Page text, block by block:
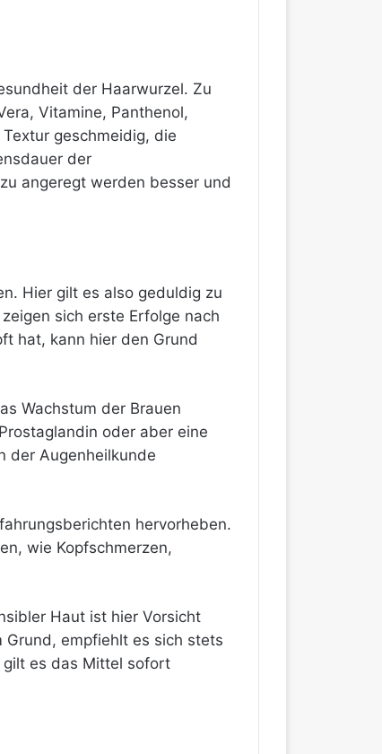
der Haarwurzel. Zu
Vitamine, Panthenol,
geschmeidig, die
der
angeregt werden besser und
Hier gilt es also geduldig zu
sich erste Erfolge nach
hat, kann hier den Grund
Wachstum der Brauen
oder aber eine
der Augenheilkunde
hervorheben.
wie Kopfschmerzen,
Haut ist hier Vorsicht
empfiehlt es sich stets
gilt es das Mittel sofort